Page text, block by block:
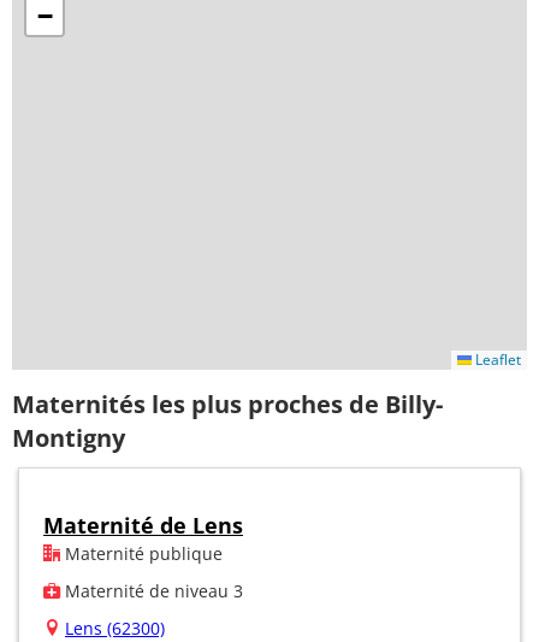
−
Leaflet
Maternités les plus proches de Billy-
Montigny
Maternité de Lens
Maternité publique
Maternité de niveau 3
Lens (62300)